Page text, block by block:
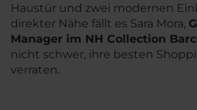
Haustür und zwei modernen
direkter Nähe fällt es Sara Mora,
Manager im NH Collection
nicht schwer, ihre besten
verraten.